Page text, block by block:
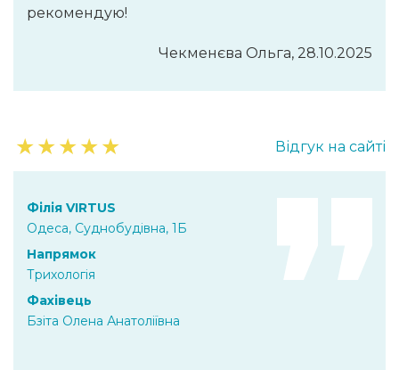
рекомендую!
Чекменєва Ольга, 28.10.2025
★★★★★ Відгук на сайті
Філія VIRTUS
Одеса, Суднобудівна, 1Б
Напрямок
Трихологія
Фахівець
Бзіта Олена Анатоліївна